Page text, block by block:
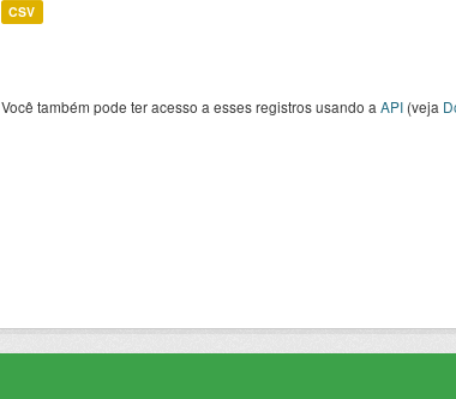
CSV
Você também pode ter acesso a esses registros usando a API (veja